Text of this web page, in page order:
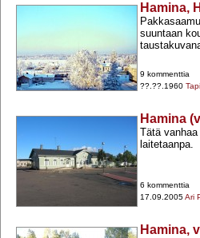
Hamina,
suuntaan
9 kommenttia
??.??.1960
Hamina
Tätä
laitetaanpa.
6 kommenttia
17.09.2005Ari
Hamina,